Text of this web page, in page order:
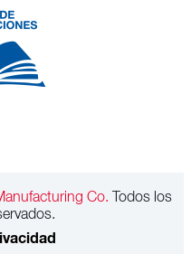
Co. Todos los